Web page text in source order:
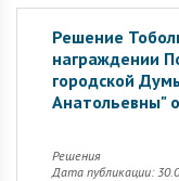
Решение
награждении
городской
Анатольевны"
Решения
Дата публикации: